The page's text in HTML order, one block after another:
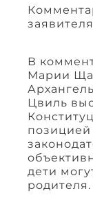
В
Марии
Цвиль
позицией
дети
родителя.